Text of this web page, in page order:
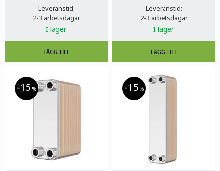
Leveranstid:
2-3 arbetsdagar
I lager
Leveranstid:
2-3 arbetsdagar
I lager
15 % 15 %